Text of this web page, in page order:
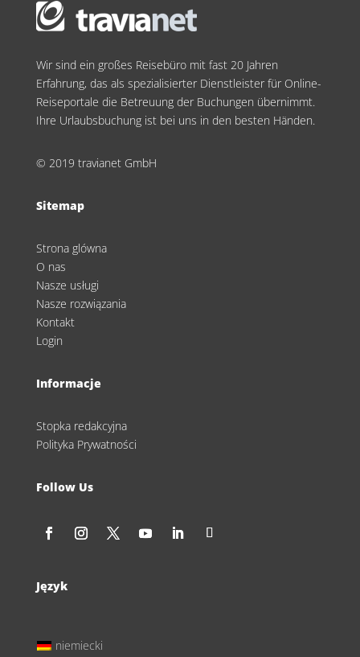
Wir sind ein großes Reisebüro mit fast 20 Jahren
Erfahrung, das als spezialisierter Dienstleister für Online-
Reiseportale die Betreuung der Buchungen übernimmt.
Ihre Urlaubsbuchung ist bei uns in den besten Händen.
© 2019 travianet GmbH
Sitemap
Strona glówna
O nas
Nasze usługi
Nasze rozwiązania
Kontakt
Login
Informacje
Stopka redakcyjna
Polityka Prywatności
Follow Us
Język
niemiecki